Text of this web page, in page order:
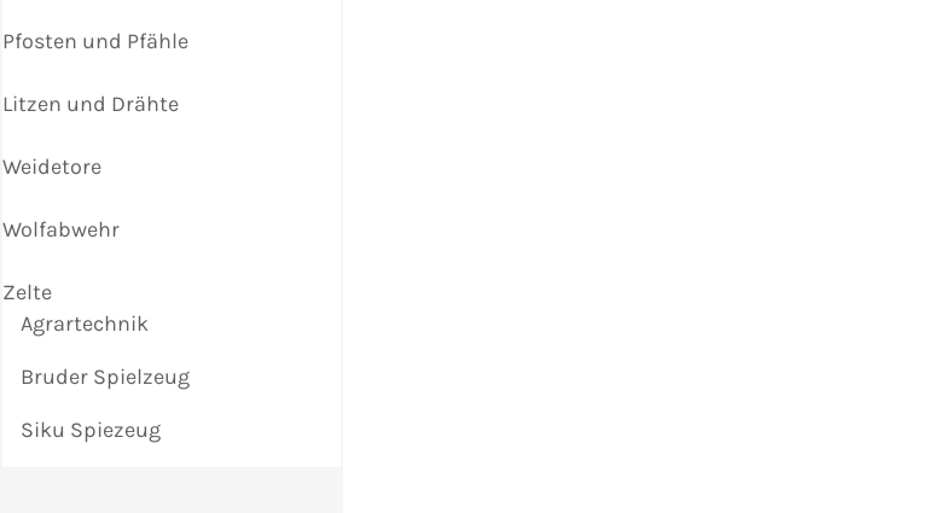
Pfosten und Pfähle
Litzen und Drähte
Weidetore
Wolfabwehr
Zelte
Agrartechnik
Bruder Spielzeug
Siku Spiezeug